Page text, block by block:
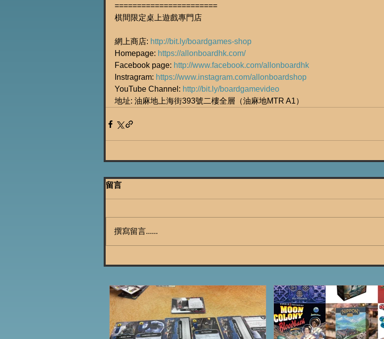
=======================
棋間限定桌上遊戲專門店
網上商店: http://bit.ly/boardgames-shop
Homepage: https://allonboardhk.com/
Facebook page: http://www.facebook.com/allonboardhk
Instragram: https://www.instagram.com/allonboardshop
YouTube Channel: http://bit.ly/boardgamevideo
地址: 油麻地上海街393號二樓全層（油麻地MTR A1）
留言
撰寫留言......